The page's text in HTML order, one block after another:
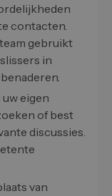
contacten.
gebruikt
in
eigen
of best
discussies.
van